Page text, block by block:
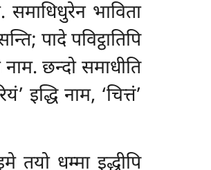
समाधिधुरेन भाविता
पादे पविट्ठातिपि
नाम. छन्दो समाधीति
इद्धि नाम, ‘चित्तं’
धम्मा इद्धीपि